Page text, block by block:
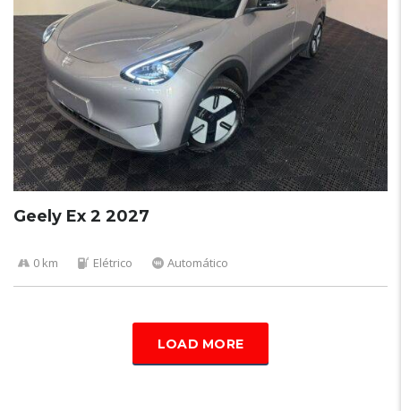
Geely Ex 2 2027
0 km Elétrico Automático
LOAD MORE